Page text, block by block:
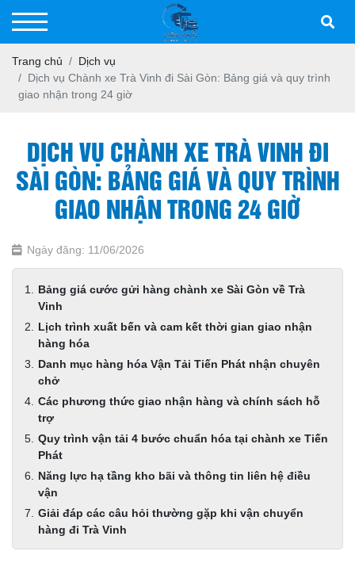
Trang chủ
Dịch vụ
Dịch vụ Chành xe Trà Vinh đi Sài Gòn: Bảng giá và quy trình
giao nhận trong 24 giờ
DỊCH VỤ CHÀNH XE TRÀ VINH ĐI
SÀI GÒN: BẢNG GIÁ VÀ QUY TRÌNH
GIAO NHẬN TRONG 24 GIỜ
Ngày đăng: 11/06/2026
Bảng giá cước gửi hàng chành xe Sài Gòn về Trà
Vinh
Lịch trình xuất bến và cam kết thời gian giao nhận
hàng hóa
Danh mục hàng hóa Vận Tải Tiến Phát nhận chuyên
chở
Các phương thức giao nhận hàng và chính sách hỗ
trợ
Quy trình vận tải 4 bước chuẩn hóa tại chành xe Tiến
Phát
Năng lực hạ tầng kho bãi và thông tin liên hệ điều
vận
Giải đáp các câu hỏi thường gặp khi vận chuyển
hàng đi Trà Vinh